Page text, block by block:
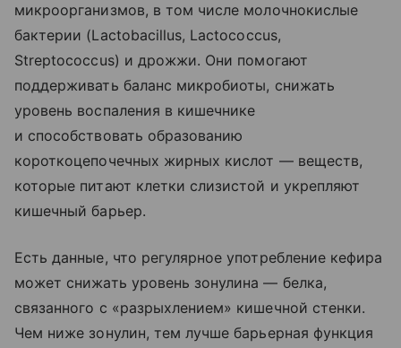
микроорганизмов, в том числе молочнокислые
бактерии (Lactobacillus, Lactococcus,
Streptococcus) и дрожжи. Они помогают
поддерживать баланс микробиоты, снижать
уровень воспаления в кишечнике
и способствовать образованию
короткоцепочечных жирных кислот — веществ,
которые питают клетки слизистой и укрепляют
кишечный барьер.
Есть данные, что регулярное употребление кефира
может снижать уровень зонулина — белка,
связанного с «разрыхлением» кишечной стенки.
Чем ниже зонулин, тем лучше барьерная функция